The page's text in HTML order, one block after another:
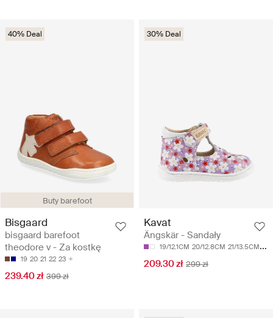
Buty barefoot
40% Deal
Bisgaard
bisgaard barefoot
theodore v - Za kostkę
19 20 21 22 23
239.40 zł 399 zł
30% Deal
Kavat
Ängskär - Sandały
19/12.1CM 20/12.8CM 21/13.5CM
209.30 zł 299 zł